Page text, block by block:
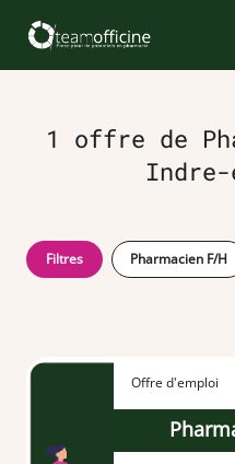
1 offre de
Filtres Pharmacien F/H
Offre d'emploi